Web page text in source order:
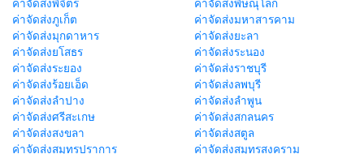
ค่าจัดส่งพิจิตร
ค่าจัดส่งพิษณุโลก
ค่าจัดส่งภูเก็ต
ค่าจัดส่งมหาสารคาม
ค่าจัดส่งมุกดาหาร
ค่าจัดส่งยะลา
ค่าจัดส่งยโสธร
ค่าจัดส่งระนอง
ค่าจัดส่งระยอง
ค่าจัดส่งราชบุรี
ค่าจัดส่งร้อยเอ็ด
ค่าจัดส่งลพบุรี
ค่าจัดส่งลำปาง
ค่าจัดส่งลำพูน
ค่าจัดส่งศรีสะเกษ
ค่าจัดส่งสกลนคร
ค่าจัดส่งสงขลา
ค่าจัดส่งสตูล
ค่าจัดส่งสมุทรปราการ
ค่าจัดส่งสมุทรสงคราม